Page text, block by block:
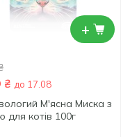
+
₴ до 17.08
М'ясна Миска з
для котів 100г